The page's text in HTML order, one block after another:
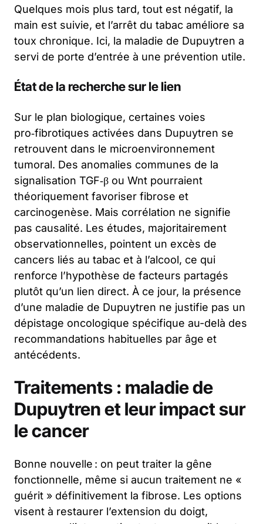
Quelques mois plus tard, tout est négatif, la
main est suivie, et l’arrêt du tabac améliore sa
toux chronique. Ici, la maladie de Dupuytren a
servi de porte d’entrée à une prévention utile.
État de la recherche sur le lien
Sur le plan biologique, certaines voies
pro‑fibrotiques activées dans Dupuytren se
retrouvent dans le microenvironnement
tumoral. Des anomalies communes de la
signalisation TGF‑β ou Wnt pourraient
théoriquement favoriser fibrose et
carcinogenèse. Mais corrélation ne signifie
pas causalité. Les études, majoritairement
observationnelles, pointent un excès de
cancers liés au tabac et à l’alcool, ce qui
renforce l’hypothèse de facteurs partagés
plutôt qu’un lien direct. À ce jour, la présence
d’une maladie de Dupuytren ne justifie pas un
dépistage oncologique spécifique au-delà des
recommandations habituelles par âge et
antécédents.
Traitements : maladie de
Dupuytren et leur impact sur
le cancer
Bonne nouvelle : on peut traiter la gêne
fonctionnelle, même si aucun traitement ne «
guérit » définitivement la fibrose. Les options
visent à restaurer l’extension du doigt,